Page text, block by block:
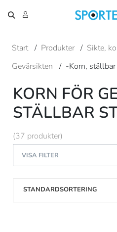
Start / Produkter / Sikte,
Gevärsikten
/ -Korn,
KORN FÖR
STÄLLBAR
(37 produkter)
VISA FILTER
STANDARDSORTERING